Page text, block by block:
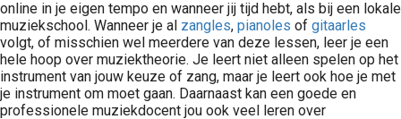
online in je eigen tempo en wanneer jij tijd hebt, als bij een lokale
muziekschool. Wanneer je al zangles, pianoles of gitaarles
volgt, of misschien wel meerdere van deze lessen, leer je een
hele hoop over muziektheorie. Je leert niet alleen spelen op het
instrument van jouw keuze of zang, maar je leert ook hoe je met
je instrument om moet gaan. Daarnaast kan een goede en
professionele muziekdocent jou ook veel leren over